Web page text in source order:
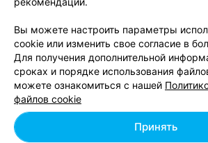
Связаться по вопросам
Написать руководителю
Персональные настройки
Обработка персональных
© 2026 ООО «Артокс Лаб», УНП 191700409,
Вы можете настроить параметры
cookie или изменить свое согласие в
Для получения дополнительной
сроках и порядке использования
можете ознакомиться с нашей
файлов cookie
Принять